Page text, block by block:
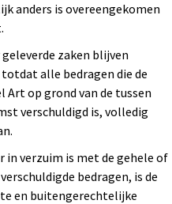
anders is overeengekomen
zaken blijven
alle bedragen die de
Art op grond van de tussen
verschuldigd is, volledig
in verzuim is met de gehele of
bedragen, is de
en buitengerechtelijke